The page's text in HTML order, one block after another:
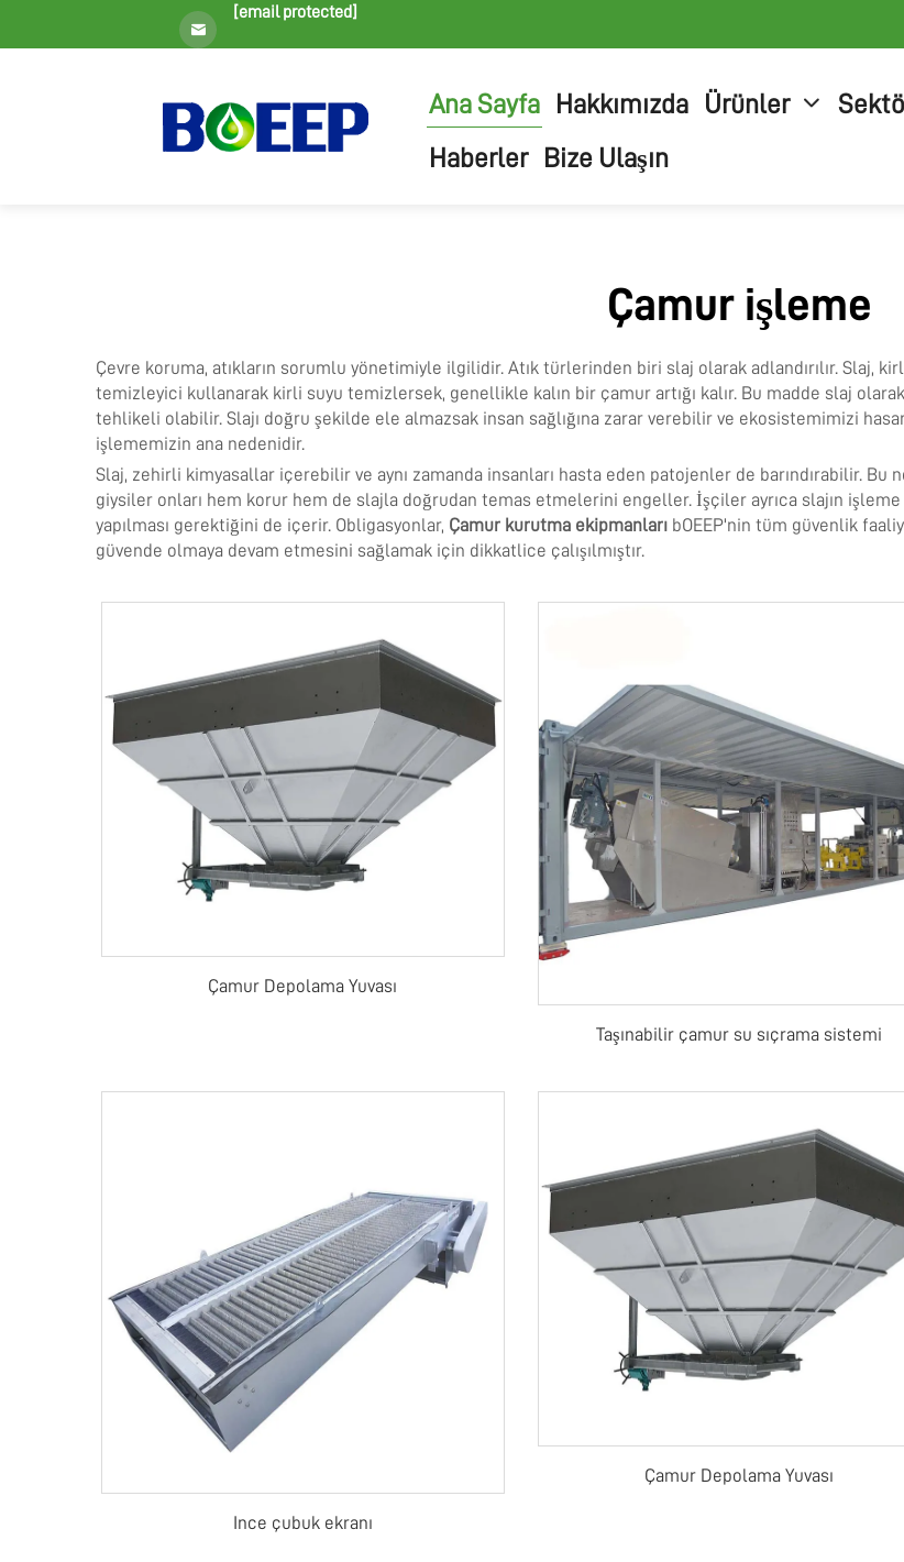
[email protected]
Ana Sayfa Hakkımızda Ürünler
Haberler
Bize Ulaşın
Çamur işleme
Çevre koruma, atıkların sorumlu yönetimiyle ilgilidir. Atık türlerinden biri slaj olarak adlandırılır. Slaj,
temizleyici kullanarak kirli suyu temizlersek, genellikle kalın bir çamur artığı kalır. Bu madde slaj
tehlikeli olabilir. Slajı doğru şekilde ele almazsak insan sağlığına zarar verebilir ve ekosistemimizi
işlememizin ana nedenidir.
Slaj, zehirli kimyasallar içerebilir ve aynı zamanda insanları hasta eden patojenler de barındırabilir.
giysiler onları hem korur hem de slajla doğrudan temas etmelerini engeller. İşçiler ayrıca slajın
yapılması gerektiğini de içerir. Obligasyonlar, Çamur kurutma ekipmanları bOEEP'nin tüm güvenlik
güvende olmaya devam etmesini sağlamak için dikkatlice çalışılmıştır.
Çamur Depolama Yuvası
Taşınabilir çamur su sıçrama sistemi
Ince çubuk ekranı
Çamur Depolama Yuvası